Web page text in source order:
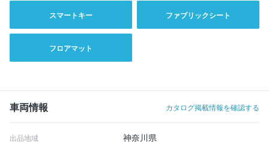
スマートキー ファブリックシート
フロアマット
車両情報 カタログ掲載情報を確認する
出品地域 神奈川県